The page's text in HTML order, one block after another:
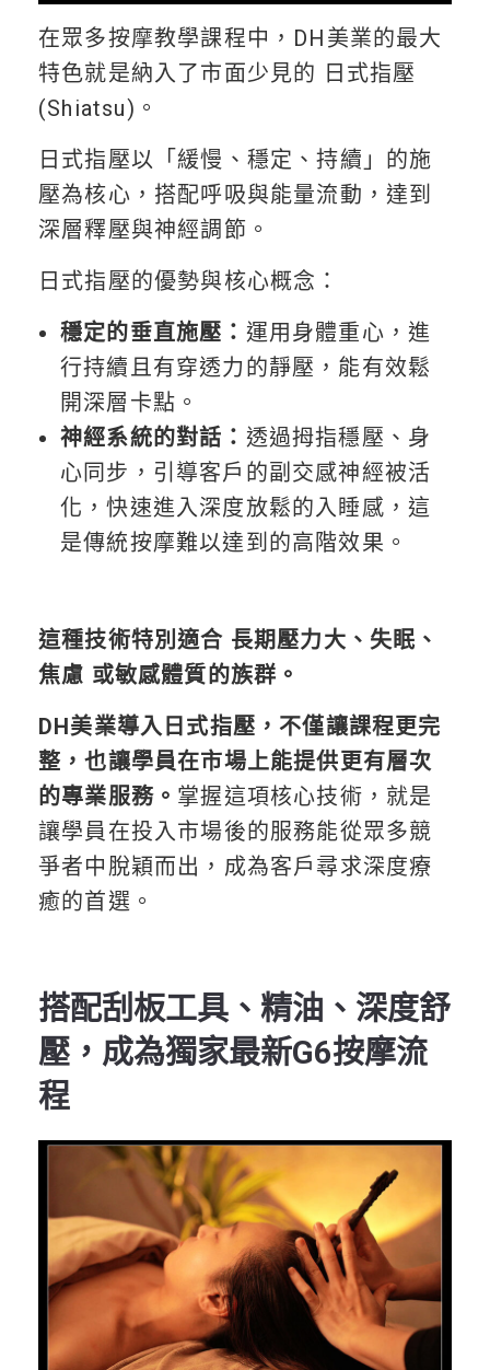
在眾多按摩教學課程中，DH美業的最大
特色就是納入了市面少見的 日式指壓
(Shiatsu)。
日式指壓以「緩慢、穩定、持續」的施
壓為核心，搭配呼吸與能量流動，達到
深層釋壓與神經調節。
日式指壓的優勢與核心概念：
穩定的垂直施壓： 運用身體重心，進
行持續且有穿透力的靜壓，能有效鬆
開深層卡點。
神經系統的對話： 透過拇指穩壓、身
心同步，引導客戶的副交感神經被活
化，快速進入深度放鬆的入睡感，這
是傳統按摩難以達到的高階效果。
這種技術特別適合 長期壓力大、失眠、
焦慮 或敏感體質的族群。
DH美業導入日式指壓，不僅讓課程更完
整，也讓學員在市場上能提供更有層次
的專業服務。 掌握這項核心技術，就是
讓學員在投入市場後的服務能從眾多競
爭者中脫穎而出，成為客戶尋求深度療
癒的首選。
搭配刮板工具、精油、深度舒
壓，成為獨家最新G6按摩流
程